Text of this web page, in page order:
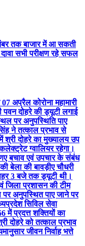
तक बाजार में आ सकती
सभी परीक्षण रहे सफल
अप्रैल कोरोना महामारी
पवन दोहरे की ड्यूटी लगाई
पर अनुपस्थिति पाए
ने तत्काल प्रभाव से
श्री दोहरे का मुख्यालय उप
कलेक्ट्रेट ग्वालियर रहेगा।
बचाव एवं उपचार के संबंध
बेला की बावड़ीए चौधरी
3 बजे तक ड्यूटी थी।
जिला प्रशासन की टीम
पर अनुपस्थित पाए जाने पर
सिविल सेवा
में प्रदत्त शक्तियों का
दोहरे को तत्काल प्रभाव
जीवन निर्वाह भत्ते